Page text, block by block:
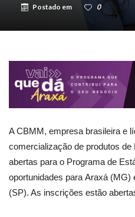
Postado em 0
A CBMM, empresa brasileira e
comercialização de produtos
abertas para o Programa de
oportunidades para Araxá (MG)
(SP). As inscrições estão